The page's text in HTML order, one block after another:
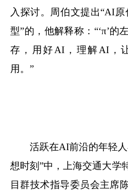
入探讨。周伯文提出“AI
型”的，他解释称：“‘π’的
存，用好AI，理解AI，
用。”
活跃在AI前沿的年轻
想时刻”中，上海交通大学
目群技术指导委员会主席